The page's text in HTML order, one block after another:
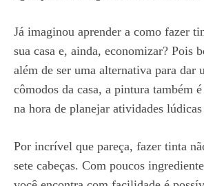
Já imaginou aprender a como fazer
sua casa e, ainda, economizar? Pois
além de ser uma alternativa para dar
cômodos da casa, a pintura também
na hora de planejar atividades
Por incrível que pareça, fazer tinta
sete cabeças. Com poucos